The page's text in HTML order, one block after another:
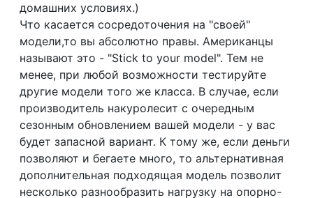
домашних условиях.)
Что касается сосредоточения на "своей"
модели,то вы абсолютно правы. Американцы
называют это - "Stick to your model". Тем не
менее, при любой возможности тестируйте
другие модели того же класса. В случае, если
производитель накуролесит с очередным
сезонным обновлением вашей модели - у вас
будет запасной вариант. К тому же, если деньги
позволяют и бегаете много, то альтернативная
дополнительная подходящая модель позволит
несколько разнообразить нагрузку на опорно-